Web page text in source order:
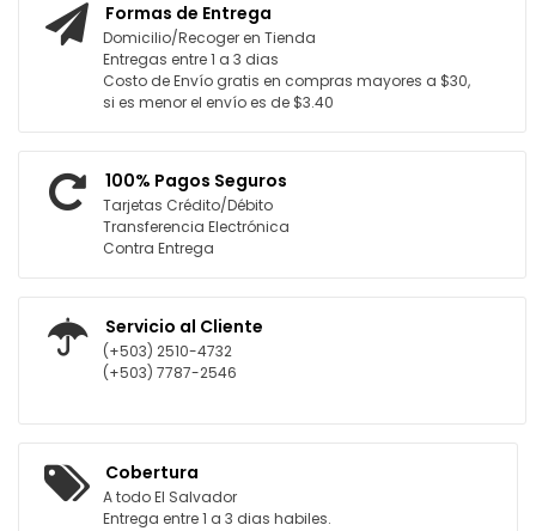
Formas de Entrega
Domicilio/Recoger en Tienda
Entregas entre 1 a 3 dias
Costo de Envío gratis en compras mayores a $30,
si es menor el envío es de $3.40
100% Pagos Seguros
Tarjetas Crédito/Débito
Transferencia Electrónica
Contra Entrega
Servicio al Cliente
(+503) 2510-4732
(+503) 7787-2546
Cobertura
A todo El Salvador
Entrega entre 1 a 3 dias habiles.